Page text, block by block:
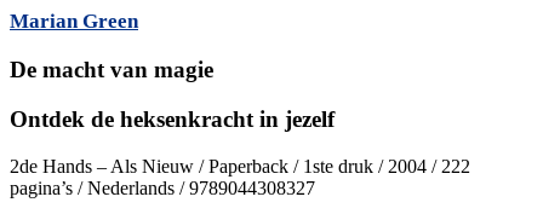
Marian Green
De macht van magie
Ontdek de heksenkracht in jezelf
2de Hands – Als Nieuw / Paperback / 1ste druk / 2004 / 222
pagina’s / Nederlands / 9789044308327